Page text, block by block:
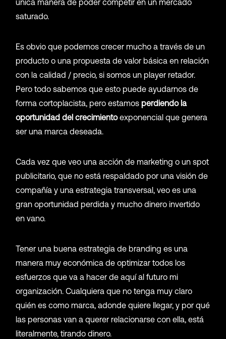
única manera de poder competir en un mercado
saturado.
Es obvio que podemos crecer mucho a través de un
producto o una propuesta de valor básica en relación
con la calidad / precio, si somos un player retador.
Pero todo sabemos que esto puede ayudarnos de
forma cortoplacista, pero estamos perdiendo la
oportunidad del crecimientoexponencial que genera
ser una marca deseada.
Cada vez que veo una acción de marketing o un spot
publicitario, que no está respaldado por una visión de
compañía y una estrategia transversal, veo es una
gran oportunidad perdida y mucho dinero invertido
en vano.
Tener una buena estrategia de branding es una
manera muy económica de optimizar todos los
esfuerzos que va a hacer de aquí al futuro mi
organización. Cualquiera que no tenga muy claro
quién es como marca, adonde quiere llegar, y por qué
las personas van a querer relacionarse con ella, está
literalmente, tirando dinero.